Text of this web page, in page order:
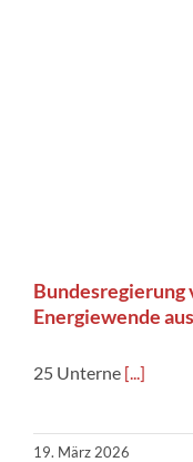
Bundesregierung
Energiewende
25 Unterne [...]
19. März 2026